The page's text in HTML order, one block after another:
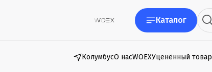
Каталог
КолумбусО насWOEXУценённый товар